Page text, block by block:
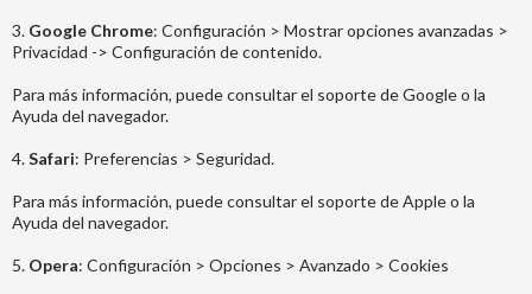
3. Google Chrome: Configuración > Mostrar opciones avanzadas >
Privacidad -> Configuración de contenido.
Para más información, puede consultar el soporte de Google o la
Ayuda del navegador.
4.Safari: Preferencias > Seguridad.
Para más información, puede consultar el soporte de Apple o la
Ayuda del navegador.
5. Opera: Configuración > Opciones > Avanzado > Cookies